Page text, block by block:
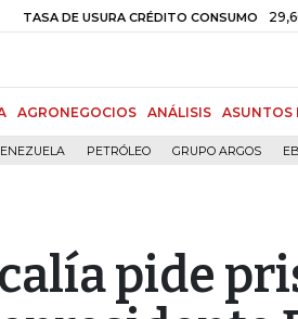
USURA CRÉDITO CONSUMO 29,66%
AGRONEGOCIOS ANÁLISIS ASUNTOS
PETRÓLEO GRUPO ARGOS
pide